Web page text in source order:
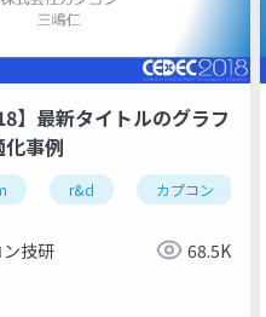
cedec ゲーム開発
】最新タイトルのグラフ
事例
r&d カプコン
技研 68.5K